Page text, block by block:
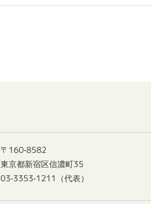
〒160-8582
東京都新宿区信濃町35
03-3353-1211（代表）